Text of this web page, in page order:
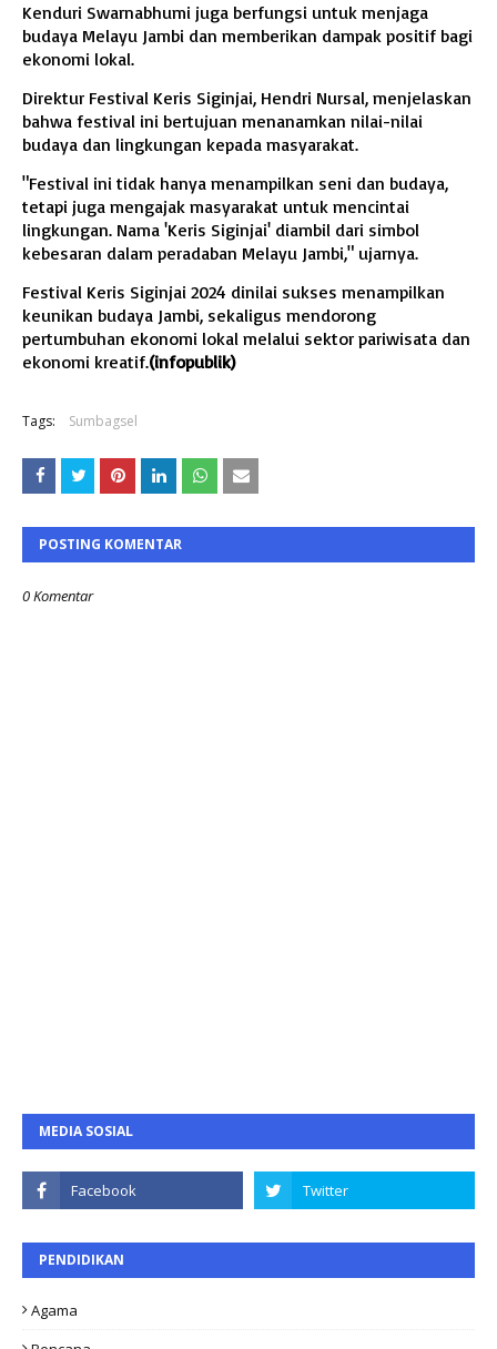
Kenduri Swarnabhumi juga berfungsi untuk menjaga
budaya Melayu Jambi dan memberikan dampak positif bagi
ekonomi lokal.
Direktur Festival Keris Siginjai, Hendri Nursal, menjelaskan
bahwa festival ini bertujuan menanamkan nilai-nilai
budaya dan lingkungan kepada masyarakat.
"Festival ini tidak hanya menampilkan seni dan budaya,
tetapi juga mengajak masyarakat untuk mencintai
lingkungan. Nama 'Keris Siginjai' diambil dari simbol
kebesaran dalam peradaban Melayu Jambi," ujarnya.
Festival Keris Siginjai 2024 dinilai sukses menampilkan
keunikan budaya Jambi, sekaligus mendorong
pertumbuhan ekonomi lokal melalui sektor pariwisata dan
ekonomi kreatif.(infopublik)
Tags: Sumbagsel
POSTING KOMENTAR
0 Komentar
MEDIA SOSIAL
PENDIDIKAN
Agama